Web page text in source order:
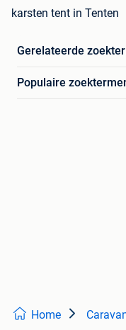
karsten tent in Tenten
Gerelateerde
Populaire
Home